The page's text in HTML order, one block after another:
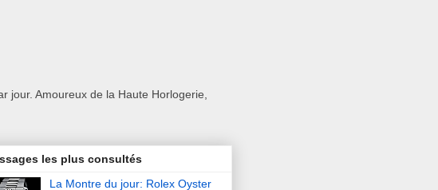
jour. Amoureux de la Haute Horlogerie,
les plus consultés
La Montre du jour: Rolex Oyster